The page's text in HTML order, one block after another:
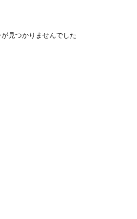
見つかりませんでした